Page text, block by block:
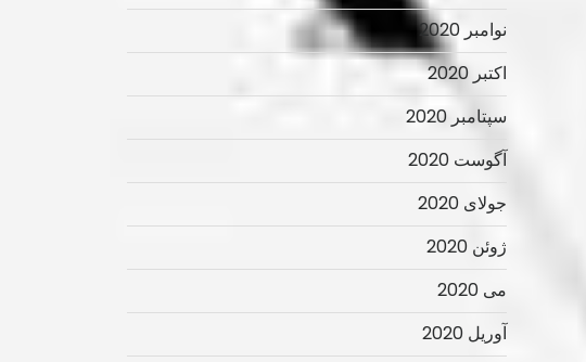
نوامبر 2020
اکتبر 2020
سپتامبر 2020
آگوست 2020
جولای 2020
ژوئن 2020
می 2020
آوریل 2020